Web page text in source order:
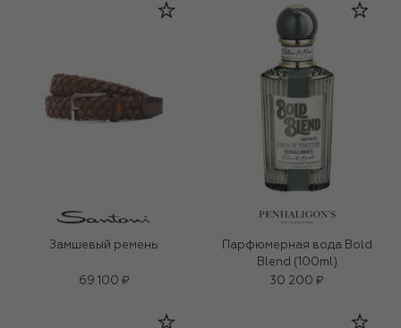
Замшевый ремень
69 100 ₽
Парфюмерная вода Bold
Blend (100ml)
30 200 ₽